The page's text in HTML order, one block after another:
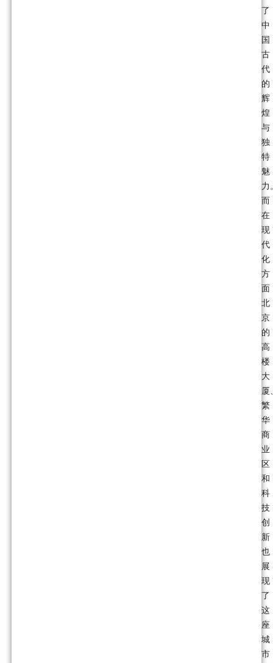
了
中
国
古
代
的
辉
煌
与
独
特
魅
力
而
在
现
代
化
方
面
北
京
的
高
楼
大
厦
繁
华
商
业
区
和
科
技
创
新
也
展
现
了
这
座
城
市